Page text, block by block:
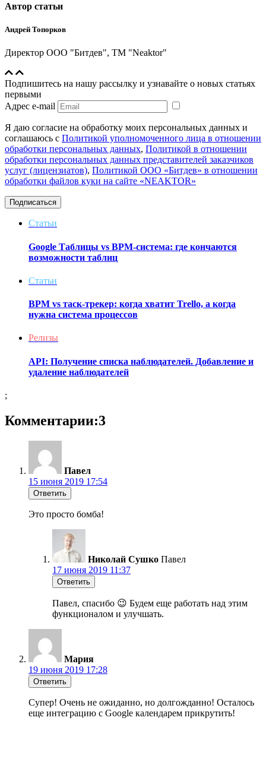
Автор статьи
Андрей Топорков
Директор ООО "Битдев", ТМ "Neaktor"
Подпишитесь на нашу рассылку и узнавайте о новых статьях
первыми
Адрес e-mail
Я даю согласие на обработку моих персональных данных и
соглашаюсь с Политикой уполномоченного лица в отношении
обработки персональных данных, Политикой в отношении
обработки персональных данных представителей заказчиков
услуг (лицензиатов), Политикой ООО «Битдев» в отношении
обработки файлов куки на сайте «NEAKTOR»
Подписаться
Статьи
Google Таблицы vs BPM-система: где кончаются
возможности таблиц
Статьи
BPM vs таск-трекер: когда хватит Trello, а когда
нужна система процессов
Релизы
API: Получение списка наблюдателей. Добавление и
удаление наблюдателей
;
Комментарии:3
Павел
15 июня 2019 17:54
Ответить
Это просто бомба!
Николай Сушко Павел
17 июня 2019 11:37
Ответить
Павел, спасибо 😉 Будем еще работать над этим
функционалом и улучшать.
Мария
19 июня 2019 17:28
Ответить
Супер! Очень не ожиданно, но долгожданно! Осталось
еще интеграцию с Google календарем прикрутить!